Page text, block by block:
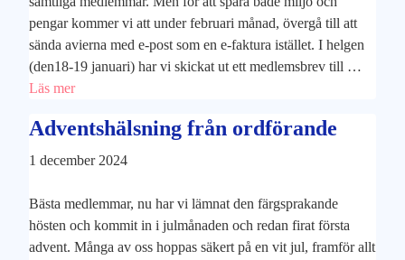
pengar kommer vi att under februari månad, övergå till att
sända avierna med e-post som en e-faktura istället. I helgen
(den18-19 januari) har vi skickat ut ett medlemsbrev till …
Läs mer
Adventshälsning från ordförande
1 december 2024
Bästa medlemmar, nu har vi lämnat den färgsprakande
hösten och kommit in i julmånaden och redan firat första
advent. Många av oss hoppas säkert på en vit jul, framför allt